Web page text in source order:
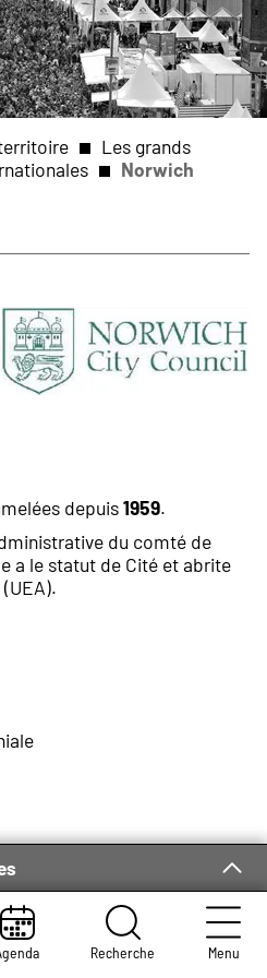
Recherche Menu
Les grands
Norwich
depuis1959.
du comté de
a le statut de Cité et abrite
passé commun : elles ont
par les Vikings. À l’époque
les Normands ont